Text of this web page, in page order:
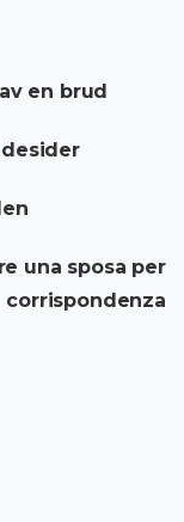
en brud
una sposa per
corrispondenza